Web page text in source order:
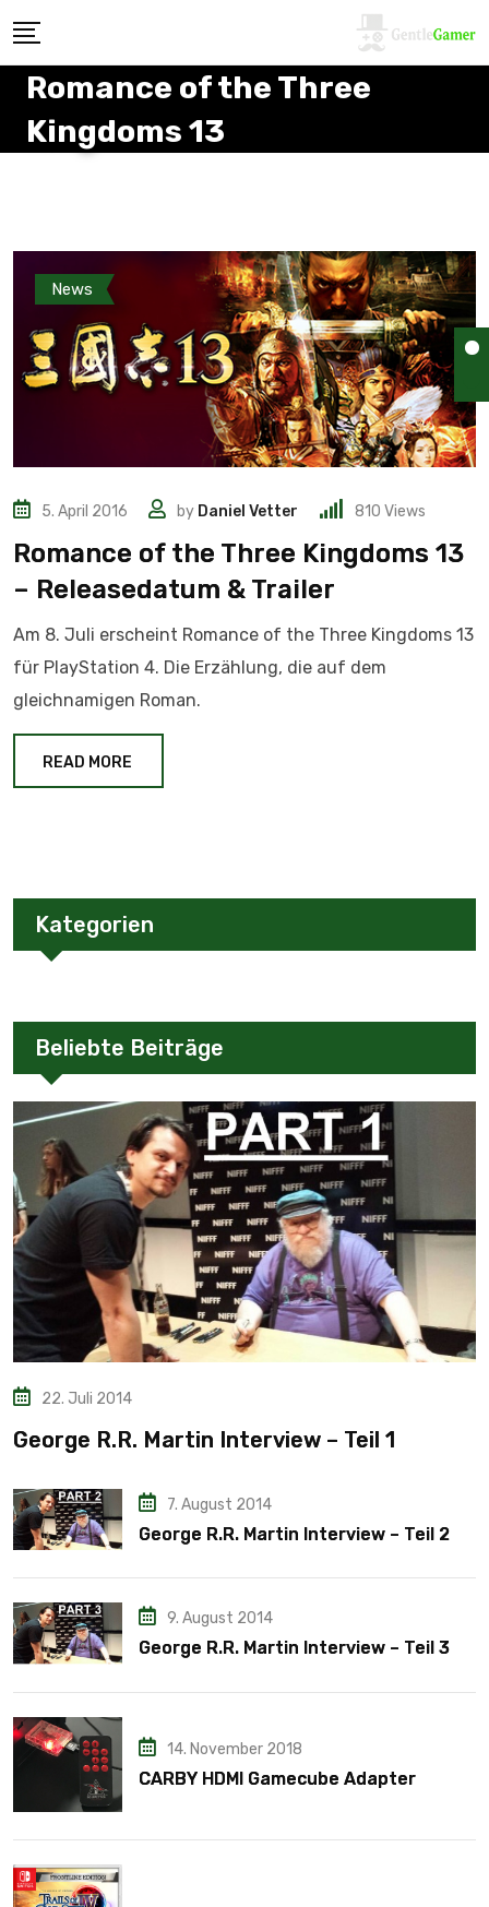
Romance of the Three
Kingdoms 13
News
5. April 2016 by Daniel Vetter 810 Views
Romance of the Three Kingdoms 13
– Releasedatum & Trailer
Am 8. Juli erscheint Romance of the Three Kingdoms 13
für PlayStation 4. Die Erzählung, die auf dem
gleichnamigen Roman.
READ MORE
Kategorien
Beliebte Beiträge
22. Juli 2014
George R.R. Martin Interview – Teil 1
7. August 2014
George R.R. Martin Interview – Teil 2
9. August 2014
George R.R. Martin Interview – Teil 3
14. November 2018
CARBY HDMI Gamecube Adapter